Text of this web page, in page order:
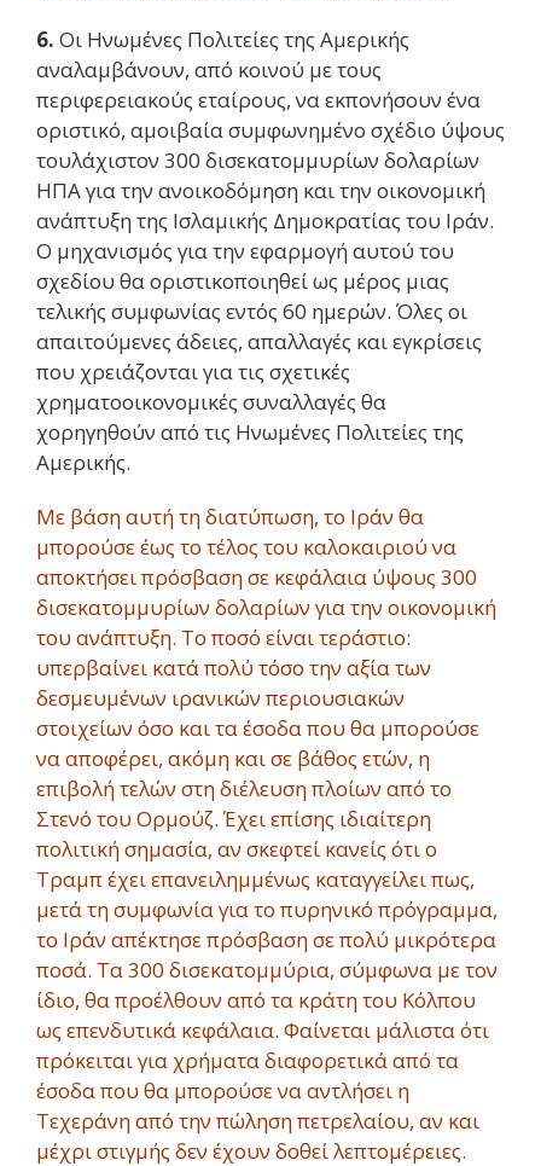
6. Οι Ηνωμένες Πολιτείες της Αμερικής
αναλαμβάνουν, από κοινού με τους
περιφερειακούς εταίρους, να εκπονήσουν ένα
οριστικό, αμοιβαία συμφωνημένο σχέδιο ύψους
τουλάχιστον 300 δισεκατομμυρίων δολαρίων
ΗΠΑ για την ανοικοδόμηση και την οικονομική
ανάπτυξη της Ισλαμικής Δημοκρατίας του Ιράν.
Ο μηχανισμός για την εφαρμογή αυτού του
σχεδίου θα οριστικοποιηθεί ως μέρος μιας
τελικής συμφωνίας εντός 60 ημερών. Όλες οι
απαιτούμενες άδειες, απαλλαγές και εγκρίσεις
που χρειάζονται για τις σχετικές
χρηματοοικονομικές συναλλαγές θα
χορηγηθούν από τις Ηνωμένες Πολιτείες της
Αμερικής.
Με βάση αυτή τη διατύπωση, το Ιράν θα
μπορούσε έως το τέλος του καλοκαιριού να
αποκτήσει πρόσβαση σε κεφάλαια ύψους 300
δισεκατομμυρίων δολαρίων για την οικονομική
του ανάπτυξη. Το ποσό είναι τεράστιο:
υπερβαίνει κατά πολύ τόσο την αξία των
δεσμευμένων ιρανικών περιουσιακών
στοιχείων όσο και τα έσοδα που θα μπορούσε
να αποφέρει, ακόμη και σε βάθος ετών, η
επιβολή τελών στη διέλευση πλοίων από το
Στενό του Ορμούζ. Έχει επίσης ιδιαίτερη
πολιτική σημασία, αν σκεφτεί κανείς ότι ο
Τραμπ έχει επανειλημμένως καταγγείλει πως,
μετά τη συμφωνία για το πυρηνικό πρόγραμμα,
το Ιράν απέκτησε πρόσβαση σε πολύ μικρότερα
ποσά. Τα 300 δισεκατομμύρια, σύμφωνα με τον
ίδιο, θα προέλθουν από τα κράτη του Κόλπου
ως επενδυτικά κεφάλαια. Φαίνεται μάλιστα ότι
πρόκειται για χρήματα διαφορετικά από τα
έσοδα που θα μπορούσε να αντλήσει η
Τεχεράνη από την πώληση πετρελαίου, αν και
μέχρι στιγμής δεν έχουν δοθεί λεπτομέρειες.